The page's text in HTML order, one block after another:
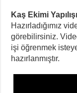
Kaş Ekimi
Hazırladığımız
görebilirsiniz.
işi öğrenmek
hazırlanmıştır.